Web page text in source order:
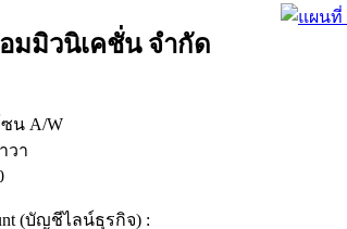
มมิวนิเคชั่น จำกัด
น A/W
วา
(บัญชีไลน์ธุรกิจ) :